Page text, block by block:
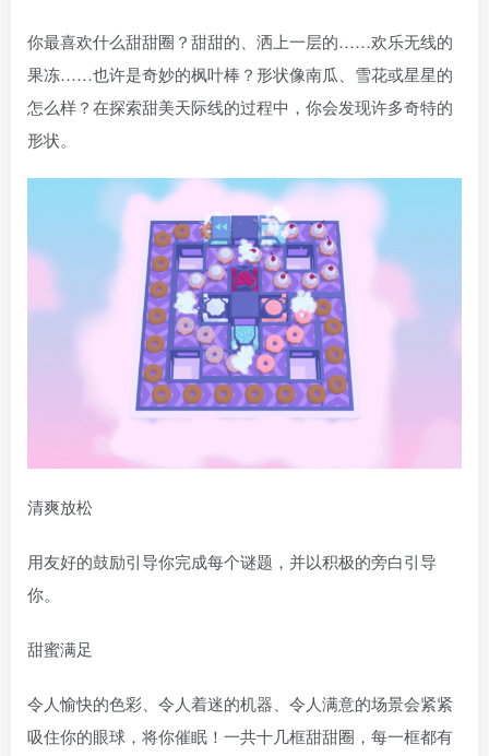
你最喜欢什么甜甜圈？甜甜的、洒上一层的……欢乐无线的
果冻……也许是奇妙的枫叶棒？形状像南瓜、雪花或星星的
怎么样？在探索甜美天际线的过程中，你会发现许多奇特的
形状。
清爽放松
用友好的鼓励引导你完成每个谜题，并以积极的旁白引导
你。
甜蜜满足
令人愉快的色彩、令人着迷的机器、令人满意的场景会紧紧
吸住你的眼球，将你催眠！一共十几框甜甜圈，每一框都有